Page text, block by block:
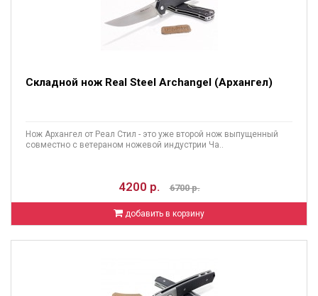
Складной нож Real Steel Archangel (Архангел)
Нож Архангел от Реал Стил - это уже второй нож выпущенный
совместно с ветераном ножевой индустрии Ча..
4200 р. 6700 р.
добавить в корзину